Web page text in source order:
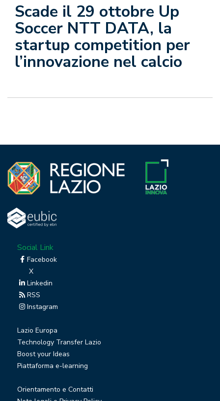
Scade il 29 ottobre Up
Soccer NTT DATA, la
startup competition per
l’innovazione nel calcio
Social Link
Facebook
X
Linkedin
RSS
Instagram
Lazio Europa
Technology Transfer Lazio
Boost your Ideas
Piattaforma e-learning
Orientamento e Contatti